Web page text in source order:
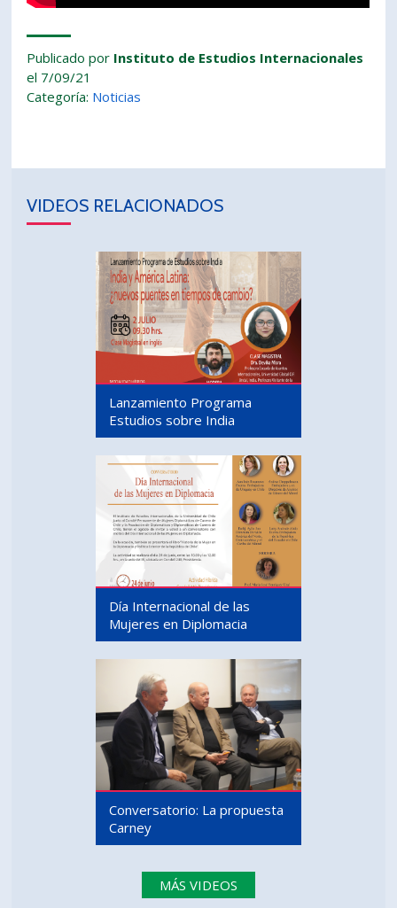
Publicado por Instituto de Estudios Internacionales
el 7/09/21
Categoría: Noticias
VIDEOS RELACIONADOS
Lanzamiento Programa
Estudios sobre India
Día Internacional de las
Mujeres en Diplomacia
Conversatorio: La propuesta
Carney
MÁS VIDEOS